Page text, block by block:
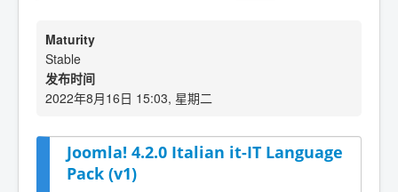
Maturity
Stable
发布时间
2022年8月16日 15:03, 星期二
Joomla! 4.2.0 Italian it-IT Language
Pack (v1)